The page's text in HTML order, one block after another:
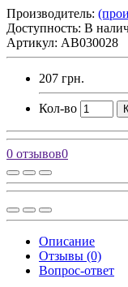
Производитель:
Доступность: В
Артикул: AB030028
207 грн.
Кол-во
0 отзывов0
Описание
Отзывы (0)
Вопрос-ответ